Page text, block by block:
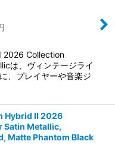
2026 Collection
は、ヴィンテージライ
、プレイヤーや音楽ジ
Hybrid II 2026
Satin Metallic,
Matte Phantom Black